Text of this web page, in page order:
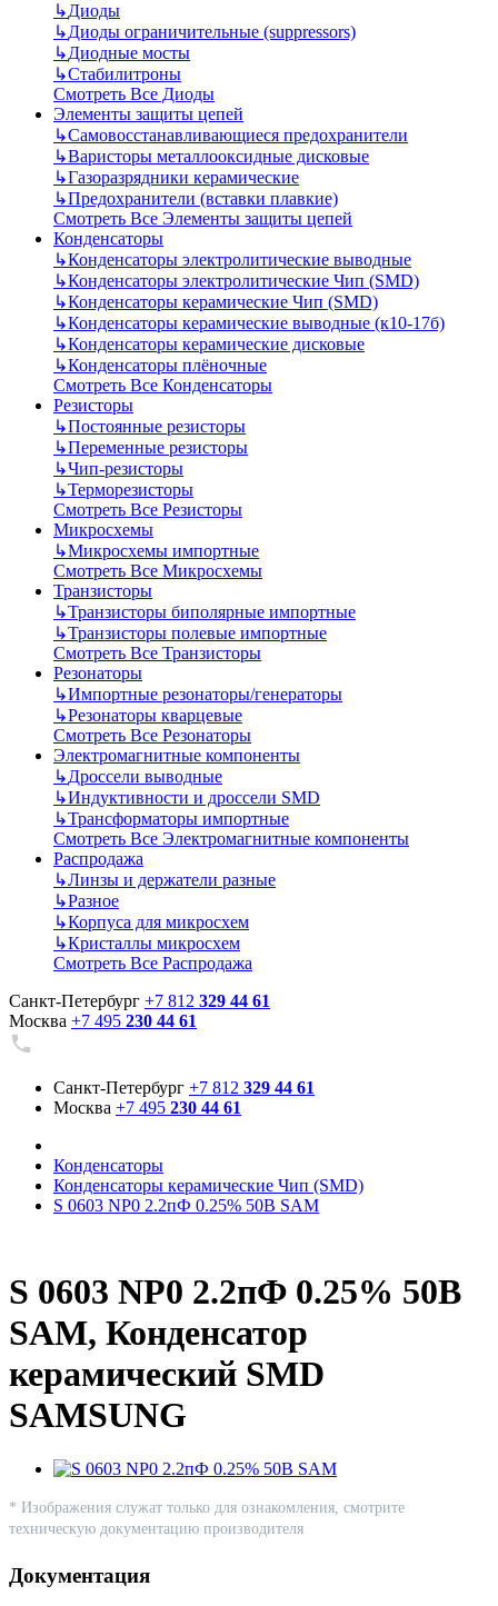
↳Диоды
↳Диоды ограничительные (suppressors)
↳Диодные мосты
↳Стабилитроны
Смотреть Все Диоды
Элементы защиты цепей
↳Самовосстанавливающиеся предохранители
↳Варисторы металлооксидные дисковые
↳Газоразрядники керамические
↳Предохранители (вставки плавкие)
Смотреть Все Элементы защиты цепей
Конденсаторы
↳Конденсаторы электролитические выводные
↳Конденсаторы электролитические Чип (SMD)
↳Конденсаторы керамические Чип (SMD)
↳Конденсаторы керамические выводные (к10-17б)
↳Конденсаторы керамические дисковые
↳Конденсаторы плёночные
Смотреть Все Конденсаторы
Резисторы
↳Постоянные резисторы
↳Переменные резисторы
↳Чип-резисторы
↳Терморезисторы
Смотреть Все Резисторы
Микросхемы
↳Микросхемы импортные
Смотреть Все Микросхемы
Транзисторы
↳Транзисторы биполярные импортные
↳Транзисторы полевые импортные
Смотреть Все Транзисторы
Резонаторы
↳Импортные резонаторы/генераторы
↳Резонаторы кварцевые
Смотреть Все Резонаторы
Электромагнитные компоненты
↳Дроссели выводные
↳Индуктивности и дроссели SMD
↳Трансформаторы импортные
Смотреть Все Электромагнитные компоненты
Распродажа
↳Линзы и держатели разные
↳Разное
↳Корпуса для микросхем
↳Кристаллы микросхем
Смотреть Все Распродажа
Санкт-Петербург +7 812 329 44 61
Москва +7 495 230 44 61
Санкт-Петербург +7 812 329 44 61
Москва +7 495 230 44 61
Конденсаторы
Конденсаторы керамические Чип (SMD)
S 0603 NP0 2.2пФ 0.25% 50В SAM
S 0603 NP0 2.2пФ 0.25% 50В
SAM, Конденсатор
керамический SMD
SAMSUNG
* Изображения служат только для ознакомления, смотрите
техническую документацию производителя
Документация